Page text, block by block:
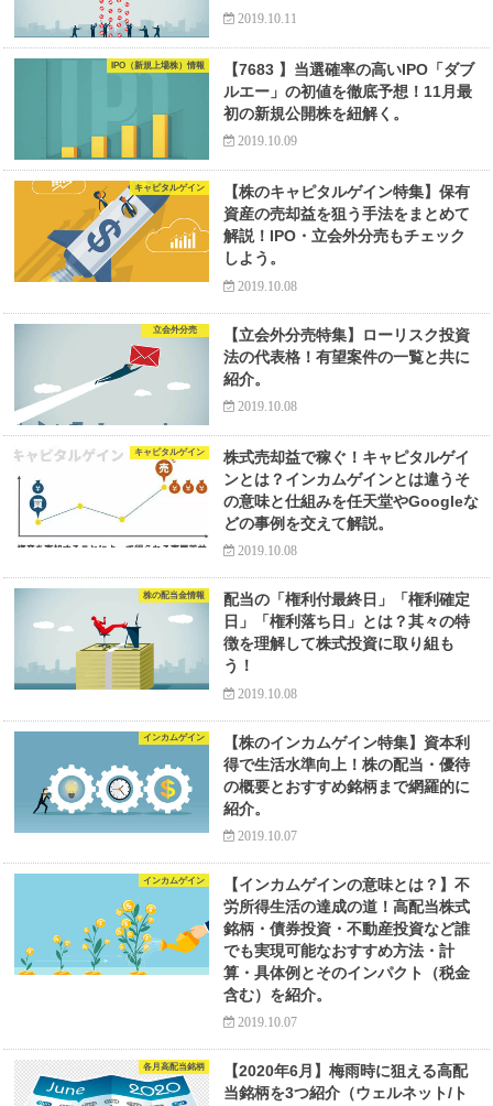
2019.10.11
IPO（新規上場株）情報
【7683 】当選確率の高いIPO「ダブ
ルエー」の初値を徹底予想！11月最
初の新規公開株を紐解く。
2019.10.09
キャピタルゲイン
【株のキャピタルゲイン特集】保有
資産の売却益を狙う手法をまとめて
解説！IPO・立会外分売もチェック
しよう。
2019.10.08
立会外分売
【立会外分売特集】ローリスク投資
法の代表格！有望案件の一覧と共に
紹介。
2019.10.08
キャピタルゲイン
株式売却益で稼ぐ！キャピタルゲイ
ンとは？インカムゲインとは違うそ
の意味と仕組みを任天堂やGoogleな
どの事例を交えて解説。
2019.10.08
株の配当金情報
配当の「権利付最終日」「権利確定
日」「権利落ち日」とは？其々の特
徴を理解して株式投資に取り組も
う！
2019.10.08
インカムゲイン
【株のインカムゲイン特集】資本利
得で生活水準向上！株の配当・優待
の概要とおすすめ銘柄まで網羅的に
紹介。
2019.10.07
インカムゲイン
【インカムゲインの意味とは？】不
労所得生活の達成の道！高配当株式
銘柄・債券投資・不動産投資など誰
でも実現可能なおすすめ方法・計
算・具体例とそのインパクト（税金
含む）を紹介。
2019.10.07
各月高配当銘柄
【2020年6月】梅雨時に狙える高配
当銘柄を3つ紹介（ウェルネット/ト